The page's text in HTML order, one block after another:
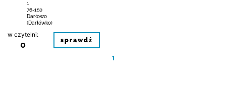
1
76-150
Darłowo
(Darłówko)
w czytelni:
0 sprawdź
1